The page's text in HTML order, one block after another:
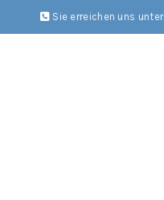
Sie erreichen uns unter: